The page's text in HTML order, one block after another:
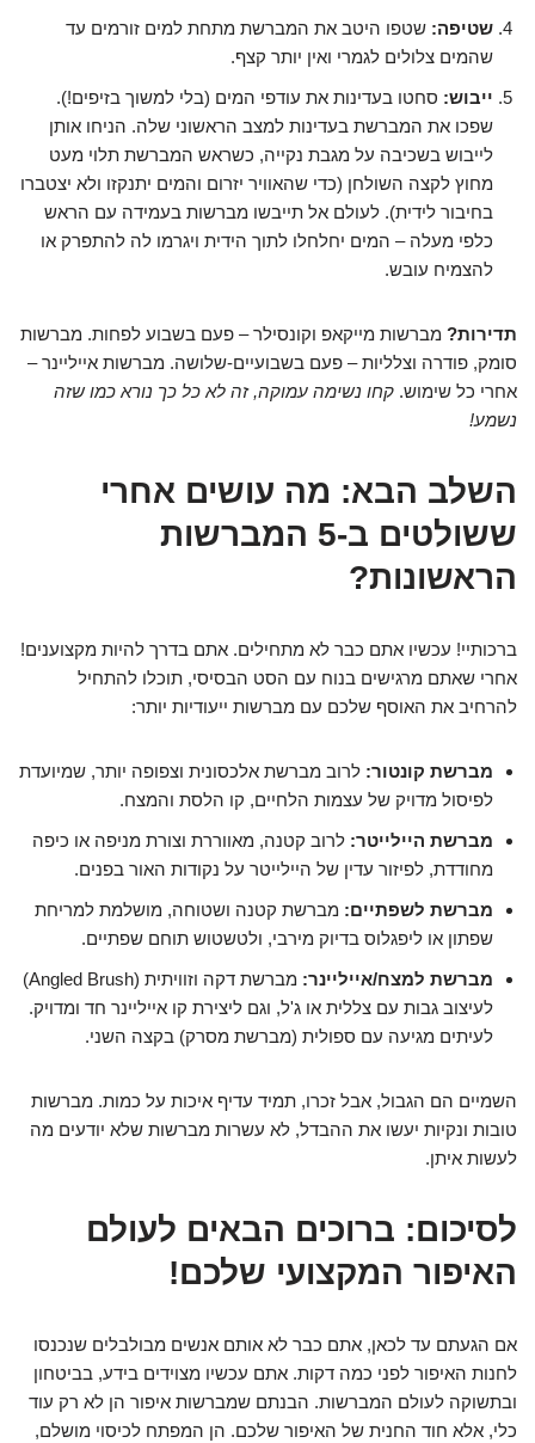
שטיפה: שטפו היטב את המברשת מתחת למים זורמים עד
שהמים צלולים לגמרי ואין יותר קצף.
ייבוש: סחטו בעדינות את עודפי המים (בלי למשוך בזיפים!).
שפכו את המברשת בעדינות למצב הראשוני שלה. הניחו אותן
לייבוש בשכיבה על מגבת נקייה, כשראש המברשת תלוי מעט
מחוץ לקצה השולחן (כדי שהאוויר יזרום והמים יתנקזו ולא יצטברו
בחיבור לידית). לעולם אל תייבשו מברשות בעמידה עם הראש
כלפי מעלה – המים יחלחלו לתוך הידית ויגרמו לה להתפרק או
להצמיח עובש.
תדירות? מברשות מייקאפ וקונסילר – פעם בשבוע לפחות. מברשות
סומק, פודרה וצלליות – פעם בשבועיים-שלושה. מברשות אייליינר –
אחרי כל שימוש. קחו נשימה עמוקה, זה לא כל כך נורא כמו שזה
נשמע!
השלב הבא: מה עושים אחרי
ששולטים ב-5 המברשות
הראשונות?
ברכותיי! עכשיו אתם כבר לא מתחילים. אתם בדרך להיות מקצוענים!
אחרי שאתם מרגישים בנוח עם הסט הבסיסי, תוכלו להתחיל
להרחיב את האוסף שלכם עם מברשות ייעודיות יותר:
מברשת קונטור: לרוב מברשת אלכסונית וצפופה יותר, שמיועדת
לפיסול מדויק של עצמות הלחיים, קו הלסת והמצח.
מברשת היילייטר: לרוב קטנה, מאווררת וצורת מניפה או כיפה
מחודדת, לפיזור עדין של היילייטר על נקודות האור בפנים.
מברשת לשפתיים: מברשת קטנה ושטוחה, מושלמת למריחת
שפתון או ליפגלוס בדיוק מירבי, ולטשטוש תוחם שפתיים.
מברשת למצח/אייליינר:
מברשת דקה וזוויתית (Angled Brush)
לעיצוב גבות עם צללית או ג'ל, וגם ליצירת קו אייליינר חד ומדויק.
לעיתים מגיעה עם ספולית (מברשת מסרק) בקצה השני.
השמיים הם הגבול, אבל זכרו, תמיד עדיף איכות על כמות. מברשות
טובות ונקיות יעשו את ההבדל, לא עשרות מברשות שלא יודעים מה
לעשות איתן.
לסיכום: ברוכים הבאים לעולם
האיפור המקצועי שלכם!
אם הגעתם עד לכאן, אתם כבר לא אותם אנשים מבולבלים שנכנסו
לחנות האיפור לפני כמה דקות. אתם עכשיו מצוידים בידע, בביטחון
ובתשוקה לעולם המברשות. הבנתם שמברשות איפור הן לא רק עוד
כלי, אלא חוד החנית של האיפור שלכם. הן המפתח לכיסוי מושלם,